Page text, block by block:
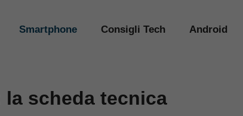
Smartphone Consigli Tech Android
scheda tecnica